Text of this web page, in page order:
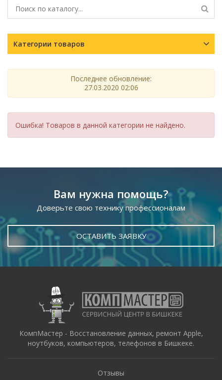
Категории товаров
Последнее обновление:
27.03.2020 02:06
Ошибка! Товаров в данной категории не найдено.
Вам нужна помощь?
Доверьте свою технику профессионалам
ОСТАВИТЬ ЗАЯВКУ
КомпМастер - Восстановление данных, ремонт Apple,
ноутбуков, компьютеров, телефонов в Бишкеке.
Отзывы